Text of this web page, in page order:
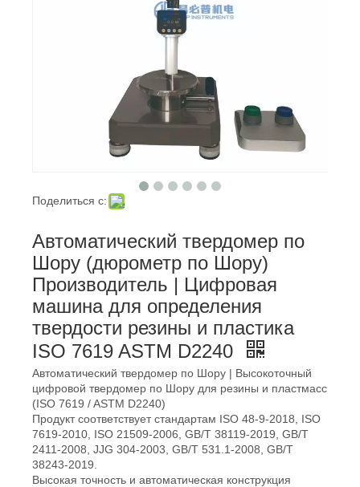
Поделиться с:
Автоматический твердомер по
Шору (дюрометр по Шору)
Производитель | Цифровая
машина для определения
твердости резины и пластика
ISO 7619 ASTM D2240
Автоматический твердомер по Шору | Высокоточный
цифровой твердомер по Шору для резины и пластмасс
(ISO 7619 / ASTM D2240)
Продукт соответствует стандартам ISO 48-9-2018, ISO
7619-2010, ISO 21509-2006, GB/T 38119-2019, GB/T
2411-2008, JJG 304-2003, GB/T 531.1-2008, GB/T
38243-2019.
Высокая точность и автоматическая конструкция